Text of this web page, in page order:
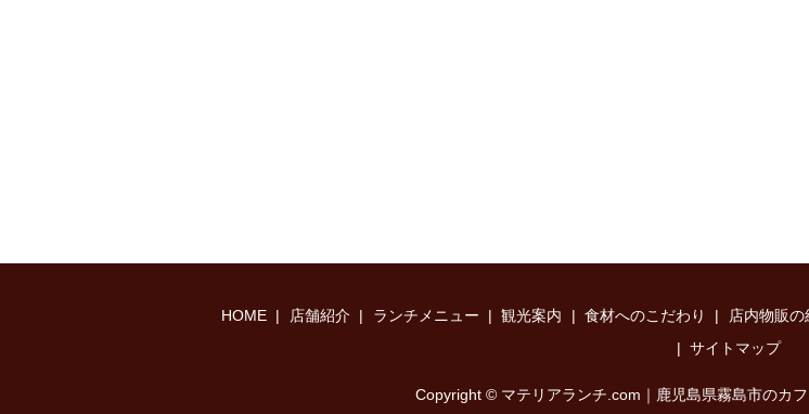
HOME 店舗紹介 ランチメニュー 観光案内 食材へのこだわり 店内物販の
サイトマップ
Copyright © マテリアランチ.com｜鹿児島県霧島市のカ